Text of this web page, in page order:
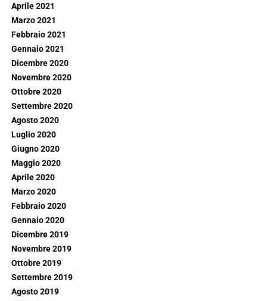
Aprile 2021
Marzo 2021
Febbraio 2021
Gennaio 2021
Dicembre 2020
Novembre 2020
Ottobre 2020
Settembre 2020
Agosto 2020
Luglio 2020
Giugno 2020
Maggio 2020
Aprile 2020
Marzo 2020
Febbraio 2020
Gennaio 2020
Dicembre 2019
Novembre 2019
Ottobre 2019
Settembre 2019
Agosto 2019